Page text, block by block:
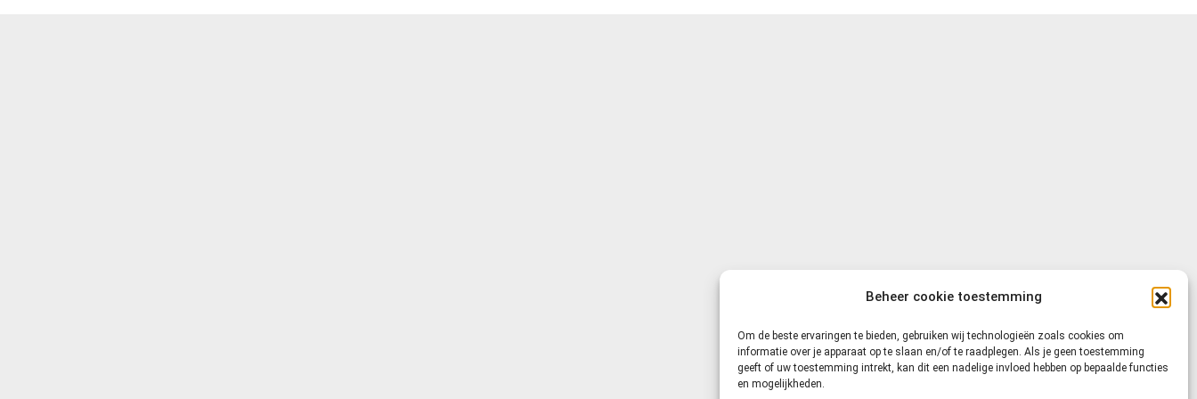
Beheer cookie toestemming
Om de beste ervaringen te bieden, gebruiken wij technologieën zoals cookies om
informatie over je apparaat op te slaan en/of te raadplegen. Als je geen toestemming
geeft of uw toestemming intrekt, kan dit een nadelige invloed hebben op bepaalde functies
en mogelijkheden.